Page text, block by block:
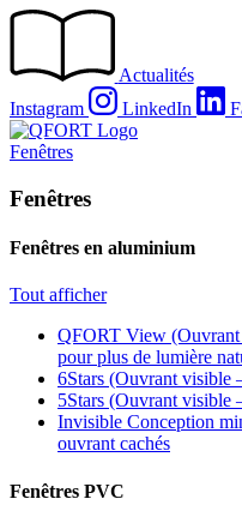
Passer
Actualités
Instagram
LinkedIn
Fenêtres
Fenêtres
Fenêtres en aluminium
Tout afficher
QFORT View (Ouvrant
pour plus de lumière
6Stars (Ouvrant visible
5Stars (Ouvrant visible
Invisible Conception
ouvrant cachés
Fenêtres PVC